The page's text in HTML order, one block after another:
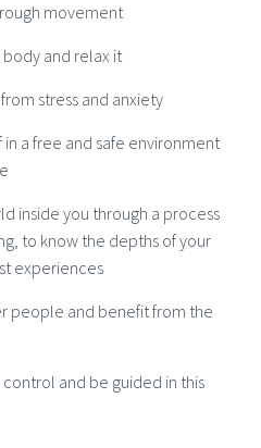
movement
and relax it
stress and anxiety
a free and safe environment
inside you through a process
to know the depths of your
experiences
people and benefit from the
and be guided in this